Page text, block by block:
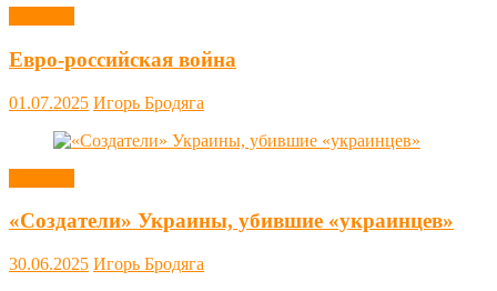
Евро-российская война
01.07.2025 Игорь Бродяга
«Создатели» Украины, убившие «украинцев»
30.06.2025 Игорь Бродяга